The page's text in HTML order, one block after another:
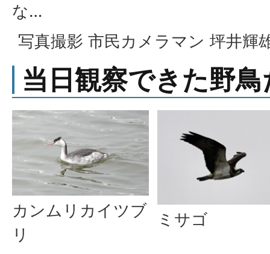
な…
写真撮影 市民カメラマン 坪井輝
当日観察できた野
カンムリカイツブ
リ
ミサゴ